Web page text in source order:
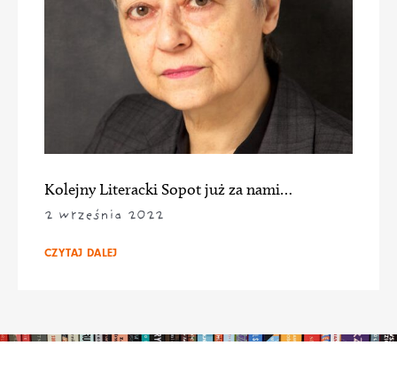
Kolejny Literacki Sopot już za nami…
2 września 2022
CZYTAJ DALEJ